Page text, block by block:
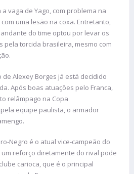
vaga de Yago, com problema na
com uma lesão na coxa. Entretanto,
do time optou por levar os
pela torcida brasileira, mesmo com
Alexey Borges já está decidido
Após boas atuações pelo Franca,
relâmpago na Copa
equipe paulista, o armador
Negro é o atual vice-campeão do
um reforço diretamente do rival pode
carioca, que é o principal